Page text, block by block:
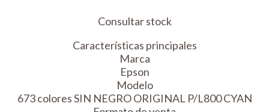
Consultar stock
Características principales
Marca
Epson
Modelo
673 colores SIN NEGRO ORIGINAL P/L800 CYAN